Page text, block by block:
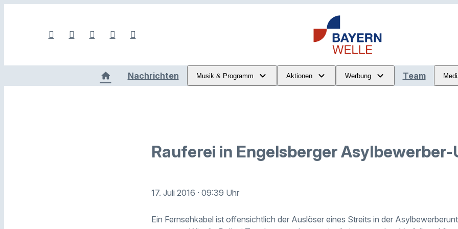
Nachrichten Musik & Programm Aktionen Werbung Team
Rauferei in Engelsberger
17. Juli 2016 · 09:39 Uhr
Ein Fernsehkabel ist offensichtlich der Auslöser eines Streits in der